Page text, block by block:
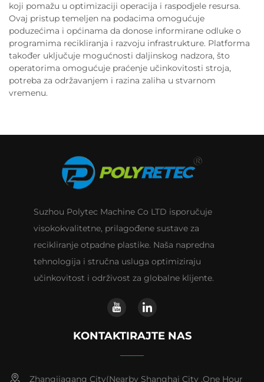
koji pomažu u optimizaciji operacija i raspodjele resursa.
Ovaj pristup temeljen na podacima omogućuje
poduzećima i općinama da donose informirane odluke o
programima recikliranja i razvoju infrastrukture. Platforma
također uključuje mogućnosti daljinskog nadzora, što
operatorima omogućuje praćenje učinkovitosti stroja,
potreba za održavanjem i razina zaliha u stvarnom
vremenu.
Suzhou Polytec Machine Co LTD isporučuje
visokokvalitetne, prilagođene sustave za
recikliranje otpadne plastike. Naša napredna
tehnologija i stručna usluga optimiziraju
učinkovitost i održivost za globalne klijente.
KONTAKTIRAJTE NAS
Zhangjiagang City(Nearby Shanghai City ,One Hour